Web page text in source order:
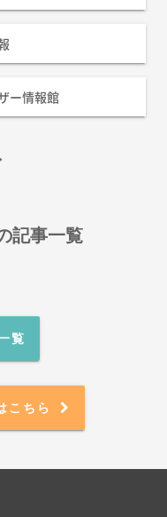
ー情報館
記事一覧
覧
こちら